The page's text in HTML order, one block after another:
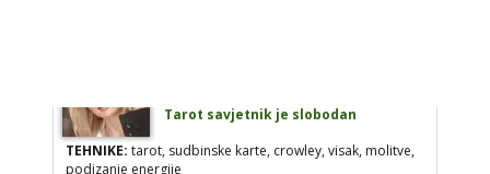
Tarot savjetnik je slobodan
TEHNIKE:tarot, sudbinske karte, crowley, visak, molitve,
podizanje energije